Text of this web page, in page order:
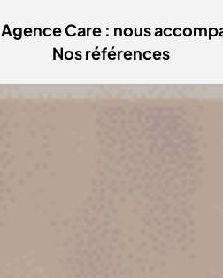
Agence Care : nous
Nos références